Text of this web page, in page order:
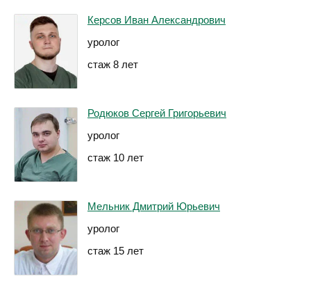
Керсов Иван Александрович
уролог
стаж 8 лет
Родюков Сергей Григорьевич
уролог
стаж 10 лет
Мельник Дмитрий Юрьевич
уролог
стаж 15 лет